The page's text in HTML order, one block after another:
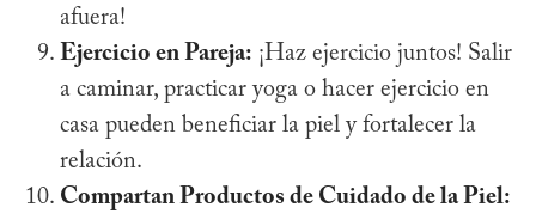
afuera!
Ejercicio en Pareja: ¡Haz ejercicio juntos! Salir
a caminar, practicar yoga o hacer ejercicio en
casa pueden beneficiar la piel y fortalecer la
relación.
Compartan Productos de Cuidado de la Piel: